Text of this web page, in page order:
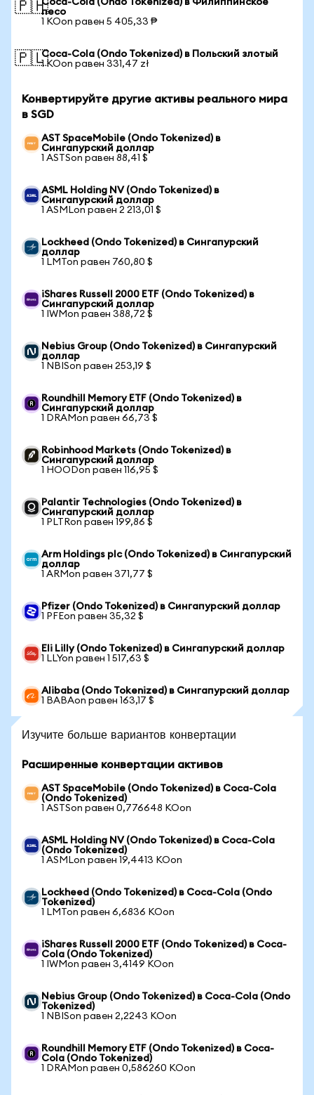
🇵🇭Coca-Cola (Ondo Tokenized) в Филиппинское
песо
1 KOon равен 5 405,33 ₱
🇵🇱Coca-Cola (Ondo Tokenized) в Польский злотый
1 KOon равен 331,47 zł
Конвертируйте другие активы реального мира
в SGD
AST SpaceMobile (Ondo Tokenized) в
Сингапурский доллар
1 ASTSon равен 88,41 $
ASML Holding NV (Ondo Tokenized) в
Сингапурский доллар
1 ASMLon равен 2 213,01 $
Lockheed (Ondo Tokenized) в Сингапурский
доллар
1 LMTon равен 760,80 $
iShares Russell 2000 ETF (Ondo Tokenized) в
Сингапурский доллар
1 IWMon равен 388,72 $
Nebius Group (Ondo Tokenized) в Сингапурский
доллар
1 NBISon равен 253,19 $
Roundhill Memory ETF (Ondo Tokenized) в
Сингапурский доллар
1 DRAMon равен 66,73 $
Robinhood Markets (Ondo Tokenized) в
Сингапурский доллар
1 HOODon равен 116,95 $
Palantir Technologies (Ondo Tokenized) в
Сингапурский доллар
1 PLTRon равен 199,86 $
Arm Holdings plc (Ondo Tokenized) в Сингапурский
доллар
1 ARMon равен 371,77 $
Pfizer (Ondo Tokenized) в Сингапурский доллар
1 PFEon равен 35,32 $
Eli Lilly (Ondo Tokenized) в Сингапурский доллар
1 LLYon равен 1 517,63 $
Alibaba (Ondo Tokenized) в Сингапурский доллар
1 BABAon равен 163,17 $
Изучите больше вариантов конвертации
Расширенные конвертации активов
AST SpaceMobile (Ondo Tokenized) в Coca-Cola
(Ondo Tokenized)
1 ASTSon равен 0,776648 KOon
ASML Holding NV (Ondo Tokenized) в Coca-Cola
(Ondo Tokenized)
1 ASMLon равен 19,4413 KOon
Lockheed (Ondo Tokenized) в Coca-Cola (Ondo
Tokenized)
1 LMTon равен 6,6836 KOon
iShares Russell 2000 ETF (Ondo Tokenized) в Coca-
Cola (Ondo Tokenized)
1 IWMon равен 3,4149 KOon
Nebius Group (Ondo Tokenized) в Coca-Cola (Ondo
Tokenized)
1 NBISon равен 2,2243 KOon
Roundhill Memory ETF (Ondo Tokenized) в Coca-
Cola (Ondo Tokenized)
1 DRAMon равен 0,586260 KOon